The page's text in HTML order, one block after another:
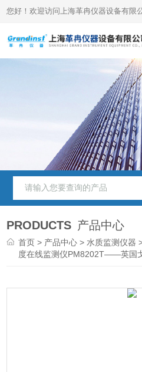
您好！欢迎访问上海革冉仪器设备有限
PRODUCTS 产品中心
首页 > 产品中心 > 水质监测仪器
度在线监测仪PM8202T——英国